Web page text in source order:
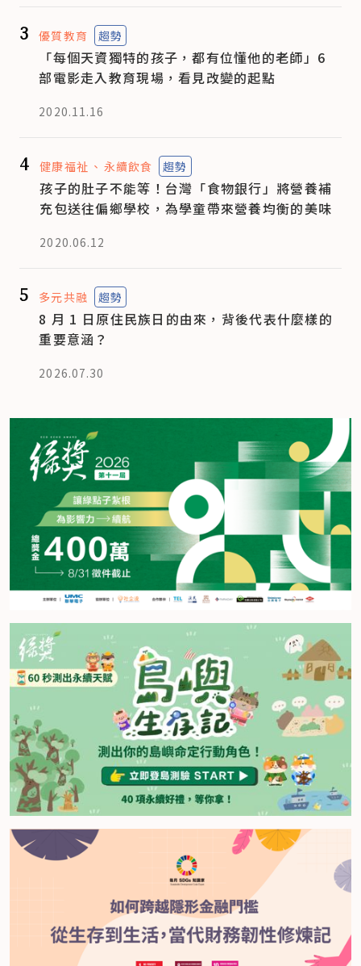
3 優質教育 趨勢
「每個天資獨特的孩子，都有位懂他的老師」6
部電影走入教育現場，看見改變的起點
2020.11.16
4 健康福祉 永續飲食 趨勢
孩子的肚子不能等！台灣「食物銀行」將營養補
充包送往偏鄉學校，為學童帶來營養均衡的美味
2020.06.12
5 多元共融 趨勢
8 月 1 日原住民族日的由來，背後代表什麼樣的
重要意涵？
2026.07.30